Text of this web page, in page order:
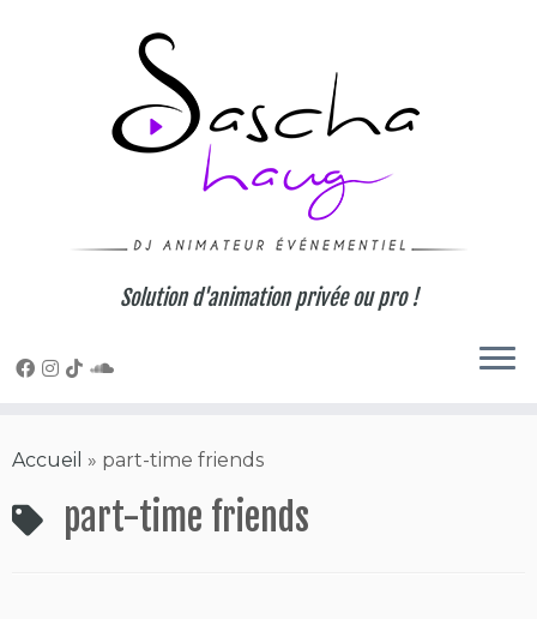
Solution d'animation privée ou pro !
Accueil » part-time friends
part-time friends